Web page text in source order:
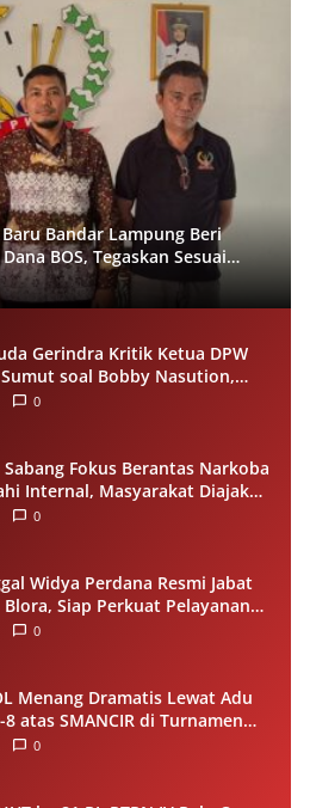
Bandar Lampung Beri
BOS, Tegaskan Sesuai
Gerindra Kritik Ketua DPW
soal Bobby Nasution,
Polemik Walk Out Paripurna
0
Fokus Berantas Narkoba
Internal, Masyarakat Diajak
Penegakan Hukum
0
Widya Perdana Resmi Jabat
Blora, Siap Perkuat Pelayanan
Kamtibmas
0
Menang Dramatis Lewat Adu
atas SMANCIR di Turnamen
RI Kecamatan Cirinten
0